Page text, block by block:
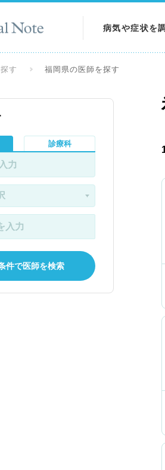
病気や症状を
す 福岡県の医師を探す
診療科
件で医師を検索